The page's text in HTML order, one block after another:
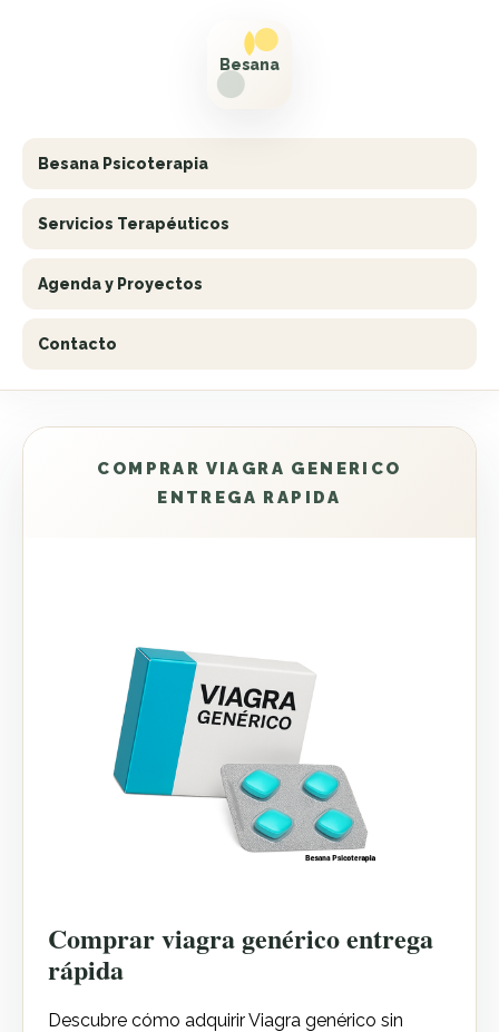
Besana Psicoterapia
Servicios Terapéuticos
Agenda y Proyectos
Contacto
COMPRAR VIAGRA GENERICO
ENTREGA RAPIDA
Comprar viagra genérico entrega
rápida
Descubre cómo adquirir Viagra genérico sin